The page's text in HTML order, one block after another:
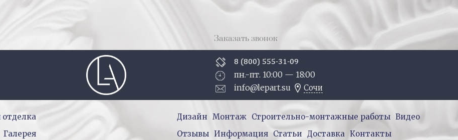
Заказать звонок
8 (800) 555-31-09
пн.-пт. 10:00 — 18:00
info@lepart.su
Сочи
Галерея
Дизайн Монтаж Строительно-монтажные работы Видео
Отзывы Информация Статьи Доставка Контакты